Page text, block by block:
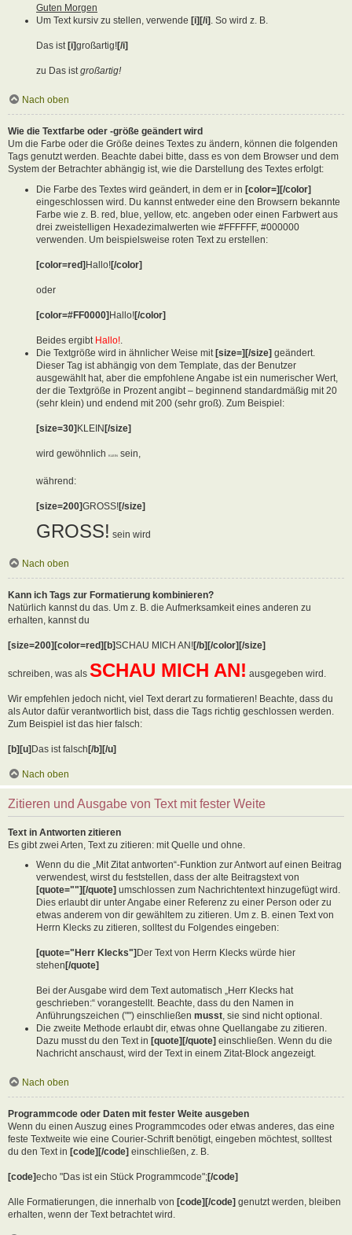
Guten Morgen
Um Text kursiv zu stellen, verwende [i][/i] . So wird z. B.
Das ist [i]großartig![/i]
zu Das istgroßartig!
Nach oben
Wie die Textfarbe oder -größe geändert wird
Um die Farbe oder die Größe deines Textes zu ändern, können die folgenden
Tags genutzt werden. Beachte dabei bitte, dass es von dem Browser und dem
System der Betrachter abhängig ist, wie die Darstellung des Textes erfolgt:
Die Farbe des Textes wird geändert, in dem er in [color=][/color]
eingeschlossen wird. Du kannst entweder eine den Browsern bekannte
Farbe wie z. B. red, blue, yellow, etc. angeben oder einen Farbwert aus
drei zweistelligen Hexadezimalwerten wie #FFFFFF, #000000
verwenden. Um beispielsweise roten Text zu erstellen:
[color=red]Hallo![/color]
oder
[color=#FF0000]Hallo![/color]
Beides ergibt Hallo!
Die Textgröße wird in ähnlicher Weise mit [size=][/size] geändert.
Dieser Tag ist abhängig von dem Template, das der Benutzer
ausgewählt hat, aber die empfohlene Angabe ist ein numerischer Wert,
der die Textgröße in Prozent angibt – beginnend standardmäßig mit 20
(sehr klein) und endend mit 200 (sehr groß). Zum Beispiel:
[size=30]KLEIN[/size]
wird gewöhnlich KLEIN sein,
während:
[size=200]GROSS![/size]
GROSS! sein wird
Nach oben
Kann ich Tags zur Formatierung kombinieren?
Natürlich kannst du das. Um z. B. die Aufmerksamkeit eines anderen zu
erhalten, kannst du
[size=200][color=red][b]SCHAU MICH AN![/b][/color][/size]
schreiben, was als SCHAU MICH AN! ausgegeben wird.
Wir empfehlen jedoch nicht, viel Text derart zu formatieren! Beachte, dass du
als Autor dafür verantwortlich bist, dass die Tags richtig geschlossen werden.
Zum Beispiel ist das hier falsch:
[b][u]Das ist falsch[/b][/u]
Nach oben
Zitieren und Ausgabe von Text mit fester Weite
Text in Antworten zitieren
Es gibt zwei Arten, Text zu zitieren: mit Quelle und ohne.
Wenn du die „Mit Zitat antworten“-Funktion zur Antwort auf einen Beitrag
verwendest, wirst du feststellen, dass der alte Beitragstext von
[quote=""][/quote] umschlossen zum Nachrichtentext hinzugefügt wird.
Dies erlaubt dir unter Angabe einer Referenz zu einer Person oder zu
etwas anderem von dir gewähltem zu zitieren. Um z. B. einen Text von
Herrn Klecks zu zitieren, solltest du Folgendes eingeben:
[quote="Herr Klecks"] Der Text von Herrn Klecks würde hier
stehen [/quote]
Bei der Ausgabe wird dem Text automatisch „Herr Klecks hat
geschrieben:“ vorangestellt. Beachte, dass du den Namen in
Anführungszeichen ("") einschließen musst, sie sind nicht optional.
Die zweite Methode erlaubt dir, etwas ohne Quellangabe zu zitieren.
Dazu musst du den Text in [quote][/quote] einschließen. Wenn du die
Nachricht anschaust, wird der Text in einem Zitat-Block angezeigt.
Nach oben
Programmcode oder Daten mit fester Weite ausgeben
Wenn du einen Auszug eines Programmcodes oder etwas anderes, das eine
feste Textweite wie eine Courier-Schrift benötigt, eingeben möchtest, solltest
du den Text in [code][/code] einschließen, z. B.
[code]echo "Das ist ein Stück Programmcode";[/code]
Alle Formatierungen, die innerhalb von [code][/code] genutzt werden, bleiben
erhalten, wenn der Text betrachtet wird.